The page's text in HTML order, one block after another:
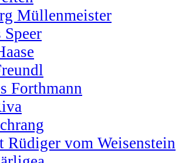
Müllenmeister
Forthmann
Rüdiger vom Weisenstein